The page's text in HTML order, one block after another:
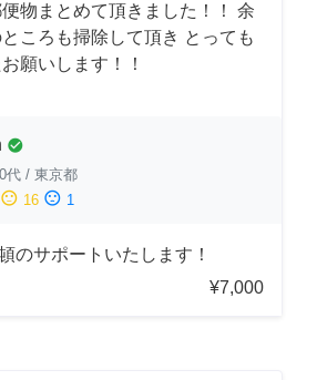
物まとめて頂きました！！ 余
ころも掃除して頂き とっても
願いします！！
check_circle
代 / 東京都
sentiment_neutral 16 sentiment_dissatisfied 1
のサポートいたします！
¥7,000